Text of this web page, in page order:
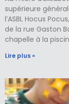
supérieure
l’ASBL Hocus
de la rue Gaston
chapelle à la
Lire plus »